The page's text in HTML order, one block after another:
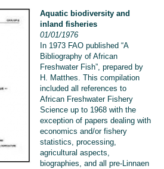
Aquatic biodiversity and
inland fisheries
01/01/1976
In 1973 FAO published “A
Bibliography of African
Freshwater Fish”, prepared by
H. Matthes. This compilation
included all references to
African Freshwater Fishery
Science up to 1968 with the
exception of papers dealing with
economics and/or fishery
statistics, processing,
agricultural aspects,
biographies, and all pre-Linnaen